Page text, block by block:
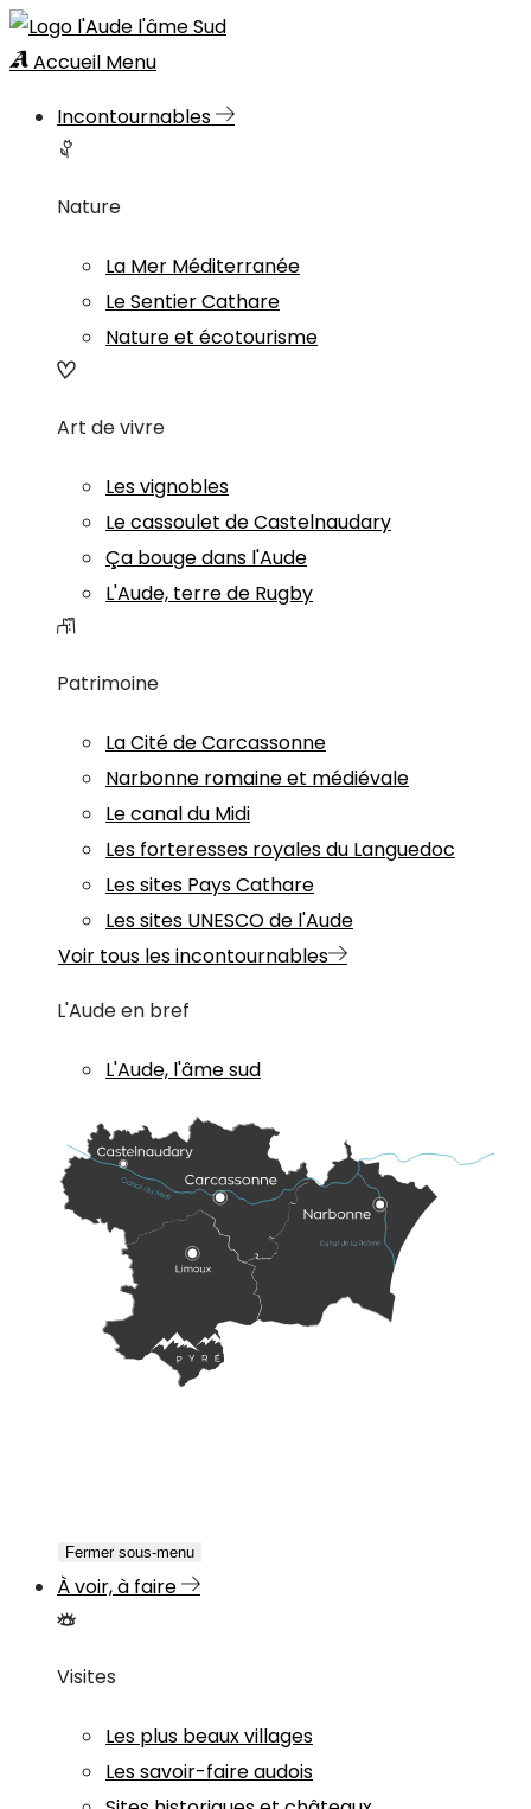
Accueil Menu
Incontournables
Nature
La Mer Méditerranée
Le Sentier Cathare
Nature et écotourisme
Art de vivre
Les vignobles
Le cassoulet de Castelnaudary
Ça bouge dans l'Aude
L'Aude, terre de Rugby
Patrimoine
La Cité de Carcassonne
Narbonne romaine et médiévale
Le canal du Midi
Les forteresses royales du Languedoc
Les sites Pays Cathare
Les sites UNESCO de l'Aude
Voir tous les incontournables
L'Aude en bref
L'Aude, l'âme sud
Fermer sous-menu
À voir, à faire
Visites
Les plus beaux villages
Les savoir-faire audois